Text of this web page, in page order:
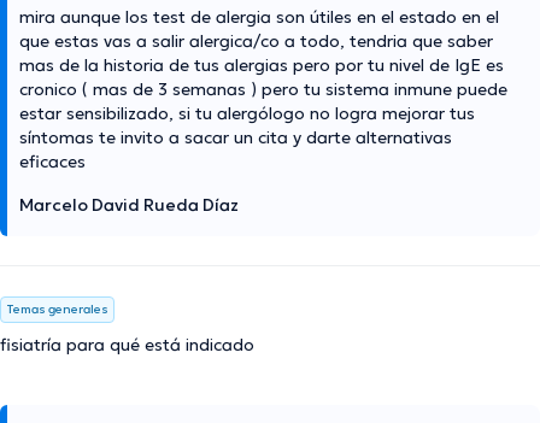
mira aunque los test de alergia son útiles en el estado en el
que estas vas a salir alergica/co a todo, tendria que saber
mas de la historia de tus alergias pero por tu nivel de IgE es
cronico ( mas de 3 semanas ) pero tu sistema inmune puede
estar sensibilizado, si tu alergólogo no logra mejorar tus
síntomas te invito a sacar un cita y darte alternativas
eficaces
Marcelo David Rueda Díaz
Temas generales
fisiatría para qué está indicado